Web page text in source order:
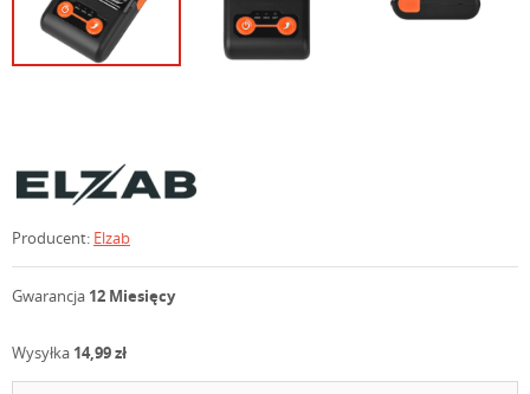
Producent: Elzab
Gwarancja 12 Miesięcy
Wysyłka 14,99 zł